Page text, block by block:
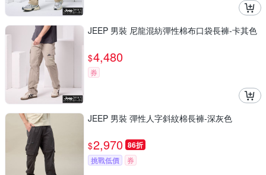
JEEP 男裝 尼龍混紡彈性棉布口袋長褲-卡其色
$4,480
券
JEEP 男裝 彈性人字斜紋棉長褲-深灰色
$2,970 86折
挑戰低價 券